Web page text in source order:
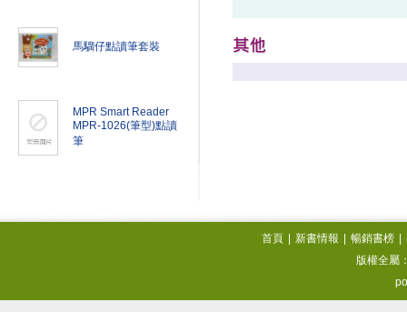
馬騮仔點讀筆套裝
MPR Smart Reader
MPR-1026(筆型)點讀
筆
首頁 新書情報 暢銷書榜
版權全屬